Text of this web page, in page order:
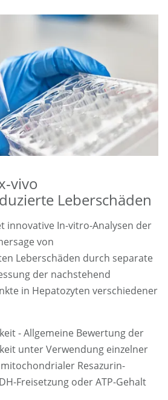
vivo
Leberschäden
innovative In-vitro-Analysen der
von
Leberschäden durch separate
der nachstehend
in Hepatozyten verschiedener
- Allgemeine Bewertung der
unter Verwendung einzelner
Resazurin-
Freisetzung oder ATP-Gehalt